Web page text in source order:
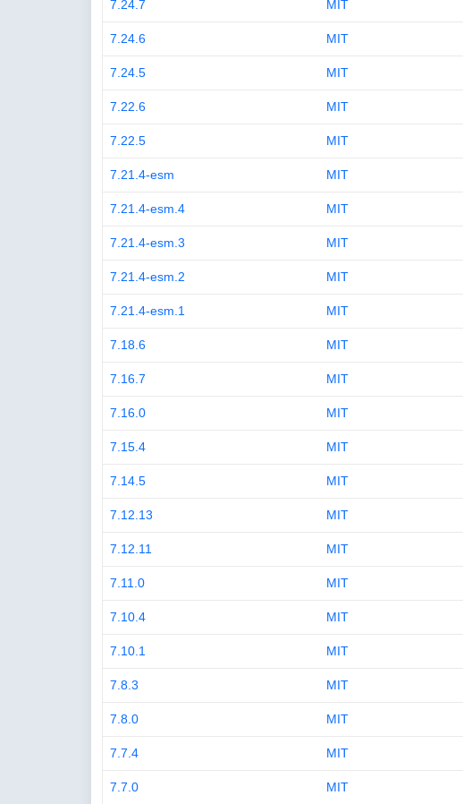
7.24.7 MIT
7.24.6 MIT
7.24.5 MIT
7.22.6 MIT
7.22.5 MIT
7.21.4-esm MIT
7.21.4-esm.4 MIT
7.21.4-esm.3 MIT
7.21.4-esm.2 MIT
7.21.4-esm.1 MIT
7.18.6 MIT
7.16.7 MIT
7.16.0 MIT
7.15.4 MIT
7.14.5 MIT
7.12.13 MIT
7.12.11 MIT
7.11.0 MIT
7.10.4 MIT
7.10.1 MIT
7.8.3 MIT
7.8.0 MIT
7.7.4 MIT
7.7.0 MIT